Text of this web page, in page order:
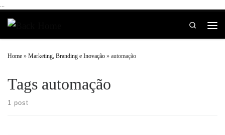
...
Search
Home » Marketing, Branding e Inovação » automação
Tags automação
1 post